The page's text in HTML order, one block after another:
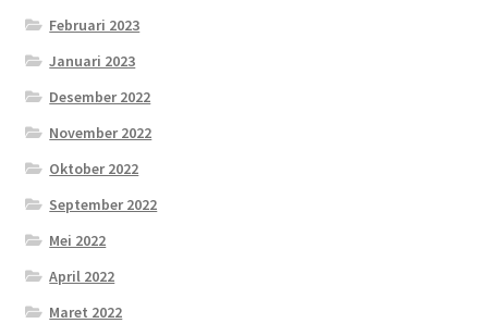
Februari 2023
Januari 2023
Desember 2022
November 2022
Oktober 2022
September 2022
Mei 2022
April 2022
Maret 2022